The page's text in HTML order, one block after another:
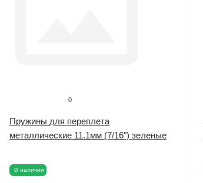
0
Пружины для переплета
металлические 11.1мм (7/16") зеленые
В наличии